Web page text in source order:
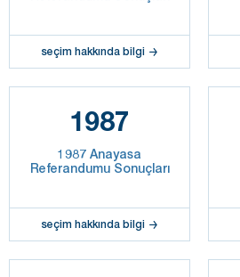
seçim hakkında bilgi
1987
1987 Anayasa
Referandumu Sonuçları
seçim hakkında bilgi